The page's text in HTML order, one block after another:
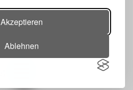
Akzeptieren
Ablehnen